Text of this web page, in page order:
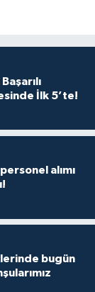
İlk 5’te!
alımı
bugün